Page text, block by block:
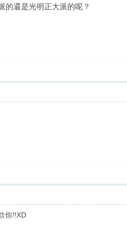
的還是光明正大派的呢？
你!!XD